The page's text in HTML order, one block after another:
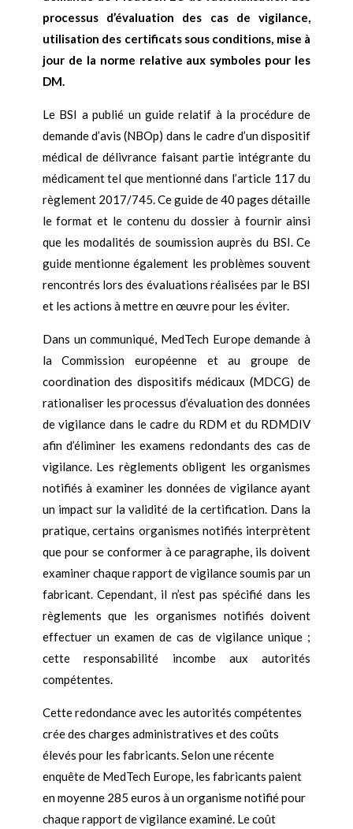
processus d’évaluation des cas de vigilance,
utilisation des certificats sous conditions, mise à
jour de la norme relative aux symboles pour les
DM.
Le BSI a publié un guide relatif à la procédure de
demande d’avis (NBOp) dans le cadre d’un dispositif
médical de délivrance faisant partie intégrante du
médicament tel que mentionné dans l’article 117 du
règlement 2017/745. Ce guide de 40 pages détaille
le format et le contenu du dossier à fournir ainsi
que les modalités de soumission auprès du BSI. Ce
guide mentionne également les problèmes souvent
rencontrés lors des évaluations réalisées par le BSI
et les actions à mettre en œuvre pour les éviter.
Dans un communiqué, MedTech Europe demande à
la Commission européenne et au groupe de
coordination des dispositifs médicaux (MDCG) de
rationaliser les processus d’évaluation des données
de vigilance dans le cadre du RDM et du RDMDIV
afin d’éliminer les examens redondants des cas de
vigilance. Les règlements obligent les organismes
notifiés à examiner les données de vigilance ayant
un impact sur la validité de la certification. Dans la
pratique, certains organismes notifiés interprètent
que pour se conformer à ce paragraphe, ils doivent
examiner chaque rapport de vigilance soumis par un
fabricant. Cependant, il n’est pas spécifié dans les
règlements que les organismes notifiés doivent
effectuer un examen de cas de vigilance unique ;
cette responsabilité incombe aux autorités
compétentes.
Cette redondance avec les autorités compétentes
crée des charges administratives et des coûts
élevés pour les fabricants. Selon une récente
enquête de MedTech Europe, les fabricants paient
en moyenne 285 euros à un organisme notifié pour
chaque rapport de vigilance examiné. Le coût